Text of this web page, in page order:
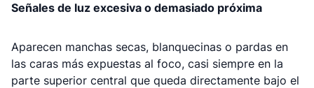
Señales de luz excesiva o demasiado próxima
Aparecen manchas secas, blanquecinas o pardas en
las caras más expuestas al foco, casi siempre en la
parte superior central que queda directamente bajo el